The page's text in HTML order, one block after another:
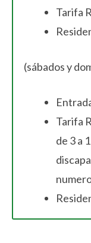
Tarifa
(sábados y
Tarifa
de 3 a